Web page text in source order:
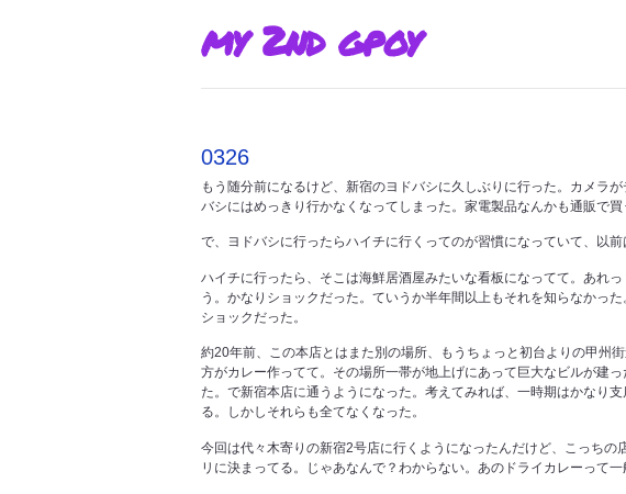
my 2nd gpoy
0326
もう随分前になるけど、新宿のヨドバシに久しぶりに行った。カメラ
バシにはめっきり行かなくなってしまった。家電製品なんかも通販で買
で、ヨドバシに行ったらハイチに行くってのが習慣になっていて、以前
ハイチに行ったら、そこは海鮮居酒屋みたいな看板になってて。あれ
う。かなりショックだった。ていうか半年間以上もそれを知らなかっ
ショックだった。
約20年前、この本店とはまた別の場所、もうちょっと初台よりの甲州
方がカレー作ってて。その場所一帯が地上げにあって巨大なビルが建
た。で新宿本店に通うようになった。考えてみれば、一時期はかなり
る。しかしそれらも全てなくなった。
今回は代々木寄りの新宿2号店に行くようになったんだけど、こっち
リに決まってる。じゃあなんで？わからない。あのドライカレーって